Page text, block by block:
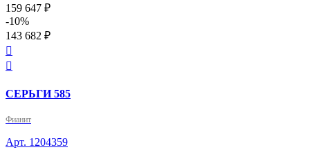
159 647 ₽
-10%
143 682 ₽


СЕРЬГИ 585
Фианит
Арт. 1204359